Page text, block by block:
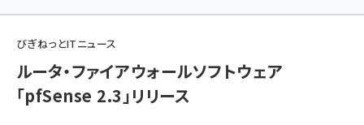
ツ
加藤銘のチーム貢献～仲間と築いた勝利の絆～ (2304)
iot女子会 (2263)
びぎねっとITニュース
ルータ・ファイアウォールソフトウェア
「pfSense 2.3」リリース